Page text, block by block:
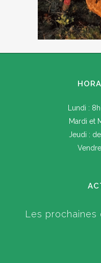
Lundi :
Mardi et
Jeudi :
Les